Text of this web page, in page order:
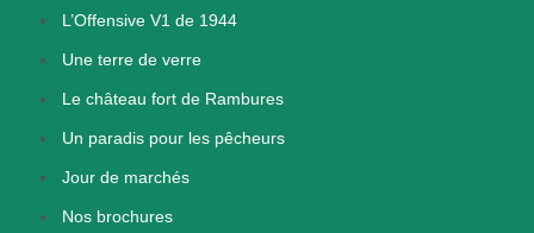
L’Offensive V1 de 1944
Une terre de verre
Le château fort de Rambures
Un paradis pour les pêcheurs
Jour de marchés
Nos brochures